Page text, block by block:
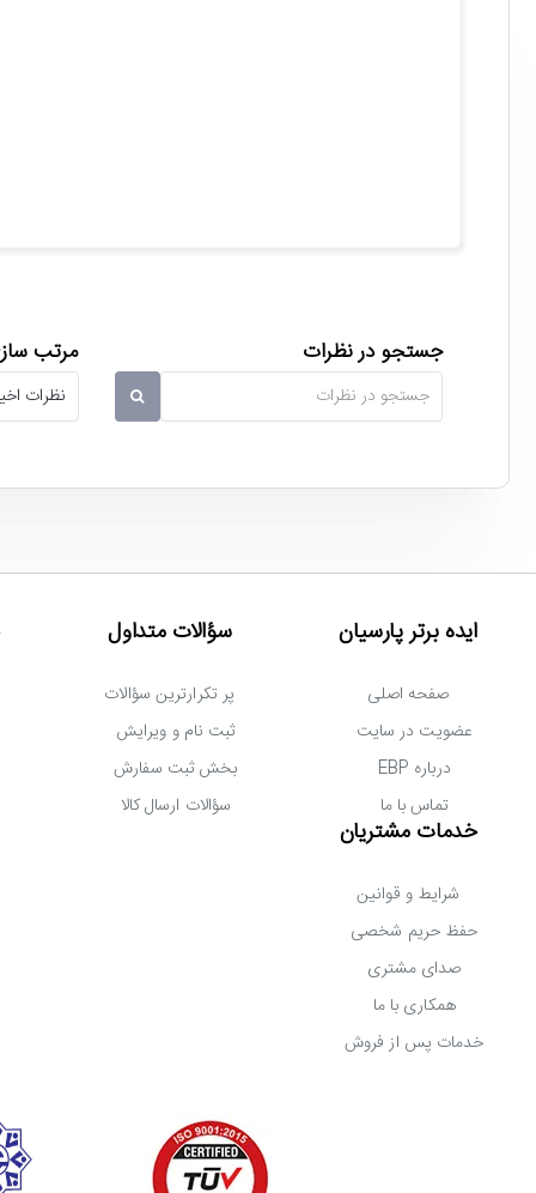
میانگین عمر 2 میلیون ساعت!
مکس PQ3480 NVMe M.2 256GB در مقابل شوک مقاوم است و میانگین عمر آن حدود 2 میلیون ساعت تخمین زده شده است. پس از دوام و طول عمر عالی آن اطمینان داشته باشید!
جستجو در نظرات مرتب
ایده برتر پارسیان
صفحه اصلی
عضویت در سایت
درباره EBP
تماس با ما
سؤالات متداول
پر تکرارترین سؤالات
ثبت نام و ویرایش
بخش ثبت سفارش
سؤالات ارسال کالا
خدمات مشتریان
شرایط و قوانین
حفظ حریم شخصی
صدای مشتری
همکاری با ما
خدمات پس از فروش